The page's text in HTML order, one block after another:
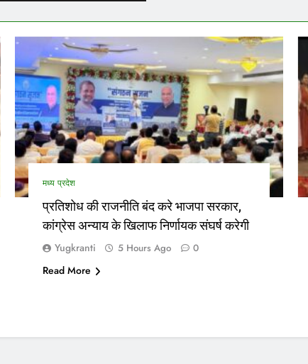
मध्य प्रदेश
प्रतिशोध की राजनीति बंद करे भाजपा सरकार,
कांग्रेस अन्याय के खिलाफ निर्णायक संघर्ष करेगी
Yugkranti 5 Hours Ago 0
Read More